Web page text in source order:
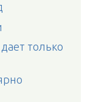
только